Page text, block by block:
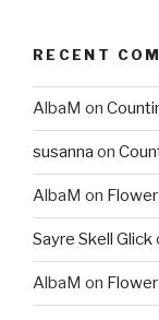
RECENT
AlbaM on
susanna on
AlbaM on
Sayre Skell Glick
AlbaM on